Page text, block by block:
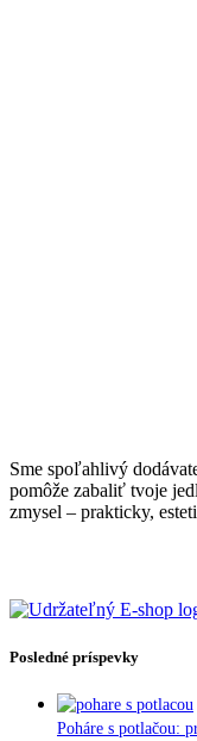
Sme spoľahlivý
pomôže zabaliť tvoje
zmysel – prakticky,
Posledné príspevky
Poháre s potlačou: